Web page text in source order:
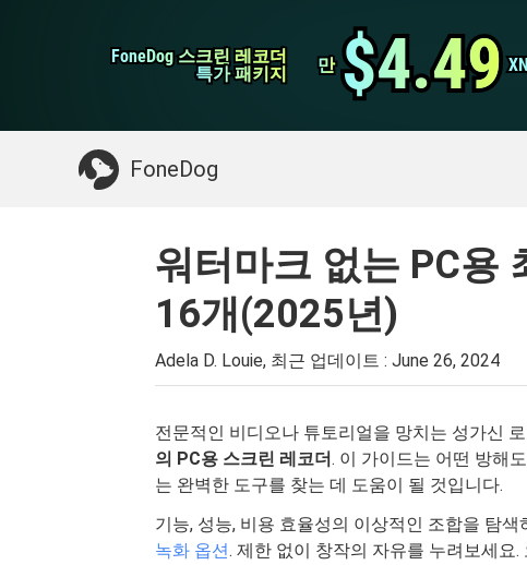
FoneDog 스크린 레코더
FoneDog 스크린 레코더
특가 패키지
특가 패키지 만
만 $4.49
$4.49
FoneDog
iPhone 클리너
필요한 것 : Mac 정리
워터마크 없는 PC용
16개(2025년)
Adela D. Louie, 최근 업데이트 : June 26, 2024
전문적인 비디오나 튜토리얼을 망치는 성가신
의 PC용 스크린 레코더. 이 가이드는 어떤 방해
는 완벽한 도구를 찾는 데 도움이 될 것입니다.
기능, 성능, 비용 효율성의 이상적인 조합을 탐
녹화 옵션. 제한 없이 창작의 자유를 누려보세요